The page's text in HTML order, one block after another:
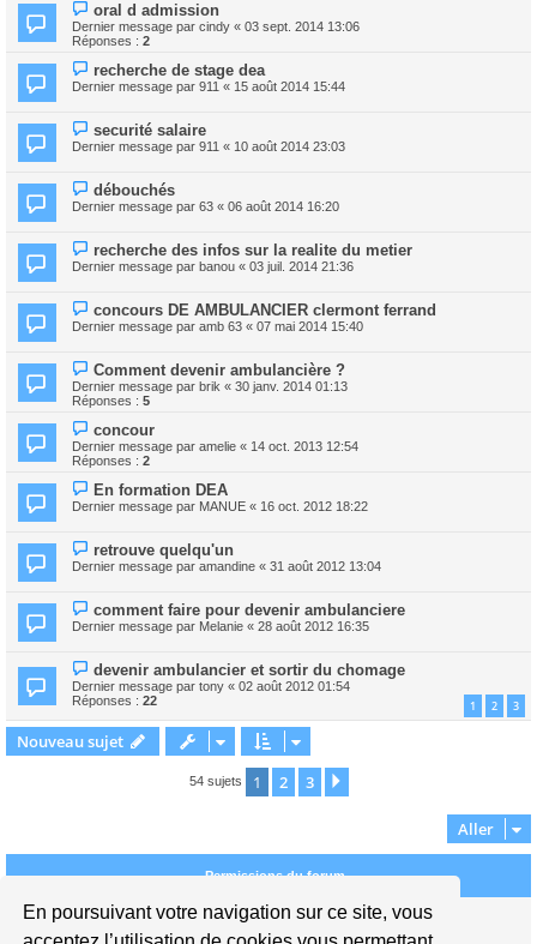
En poursuivant votre navigation sur ce site, vous
oral d admission
Dernier message par cindy « 03 sept. 2014 13:06
Réponses : 2
recherche de stage dea
Dernier message par 911 « 15 août 2014 15:44
securité salaire
Dernier message par 911 « 10 août 2014 23:03
débouchés
Dernier message par 63 « 06 août 2014 16:20
recherche des infos sur la realite du metier
Dernier message par banou « 03 juil. 2014 21:36
concours DE AMBULANCIER clermont ferrand
Dernier message par amb 63 « 07 mai 2014 15:40
Comment devenir ambulancière ?
Dernier message par brik « 30 janv. 2014 01:13
Réponses : 5
concour
Dernier message par amelie « 14 oct. 2013 12:54
Réponses : 2
En formation DEA
Dernier message par MANUE « 16 oct. 2012 18:22
retrouve quelqu'un
Dernier message par amandine « 31 août 2012 13:04
comment faire pour devenir ambulanciere
Dernier message par Melanie « 28 août 2012 16:35
devenir ambulancier et sortir du chomage
Dernier message par tony « 02 août 2012 01:54
Réponses : 22 1 2 3
Nouveau sujet
54 sujets 1 2 3
Aller
Permissions du forum
Vous ne pouvez pas publier de nouveaux sujets dans ce forum
Vousne pouvez pasrépondre aux sujets dans ce forum